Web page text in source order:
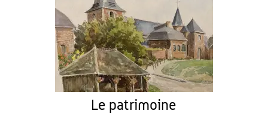
Le patrimoine